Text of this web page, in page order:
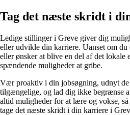
Tag det næste skridt i
Ledige stillinger i Greve giver dig
eller udvikle din karriere. Uanset om
eller ønsker at blive en del af det lokale
spændende muligheder at gribe.
Vær proaktiv i din jobsøgning, udnyt de
tilgængelige, og lad dig ikke begrænse
altid muligheder for at lære og vokse,
tage det næste skridt i din karriere i